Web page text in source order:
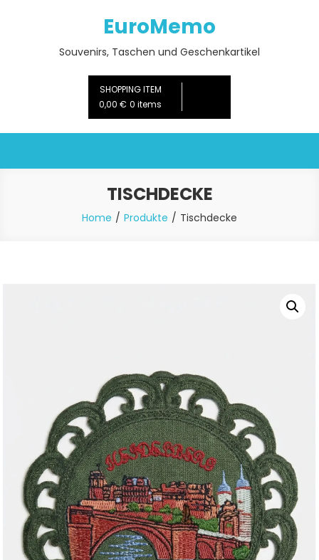
EuroMemo
Souvenirs, Taschen und Geschenkartikel
SHOPPING ITEM
0,00 € 0 items
TISCHDECKE
Home Produkte Tischdecke